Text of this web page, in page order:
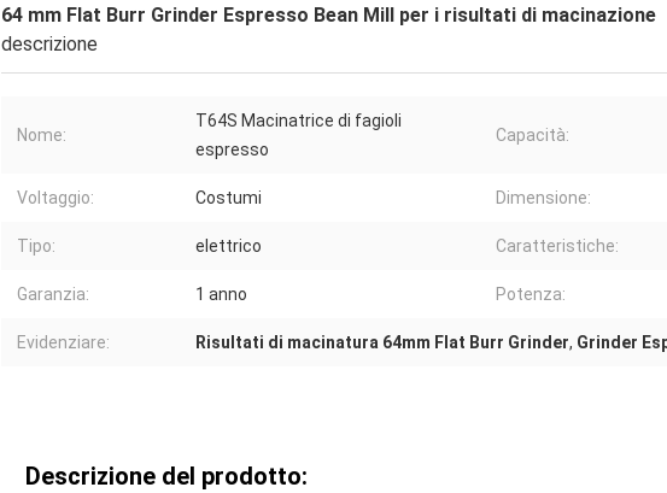
64 mm Flat Burr Grinder Espresso Bean Mill per i risultati di macinazione
descrizione
Nome:
T64S Macinatrice di fagioli
espresso
Capacità:
Voltaggio: Costumi Dimensione:
Tipo: elettrico Caratteristiche:
Garanzia: 1 anno Potenza:
Evidenziare: Risultati di macinatura 64mm Flat Burr Grinder, Grinder
Descrizione del prodotto: